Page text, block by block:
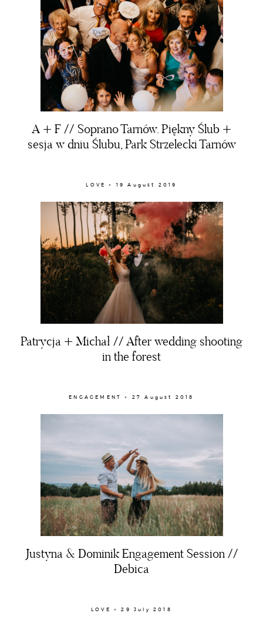
A + F // Soprano Tarnów. Piękny Ślub +
sesja w dniu Ślubu, Park Strzelecki Tarnów
LOVE × 19 August 2019
Patrycja + Michał // After wedding shooting
in the forest
ENGAGEMENT × 27 August 2018
Justyna & Dominik Engagement Session //
Debica
LOVE × 29 July 2018